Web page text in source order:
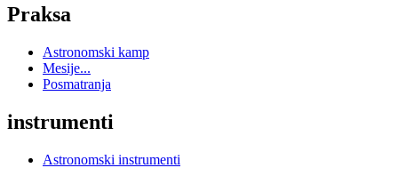
Praksa
Astronomski kamp
Mesije...
Posmatranja
instrumenti
Astronomski instrumenti